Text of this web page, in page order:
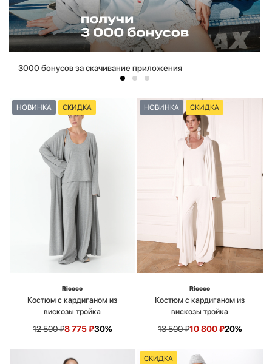
3000 бонусов за скачивание приложения
НОВИНКА СКИДКА
Ricoco
Костюм с кардиганом из
вискозы тройка
12 500₽8 775₽30%
НОВИНКА СКИДКА
Ricoco
Костюм с кардиганом из
вискозы тройка
13 500₽10 800₽20%
СКИДКА